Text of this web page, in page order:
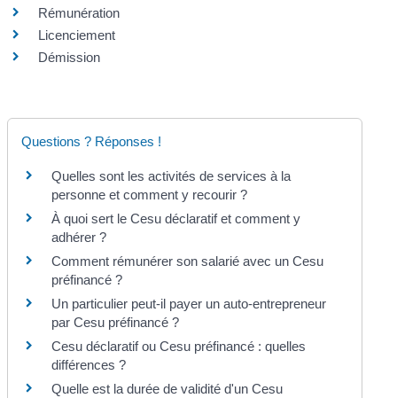
Rémunération
Licenciement
Démission
Questions ? Réponses !
Quelles sont les activités de services à la
personne et comment y recourir ?
À quoi sert le Cesu déclaratif et comment y
adhérer ?
Comment rémunérer son salarié avec un Cesu
préfinancé ?
Un particulier peut-il payer un auto-entrepreneur
par Cesu préfinancé ?
Cesu déclaratif ou Cesu préfinancé : quelles
différences ?
Quelle est la durée de validité d'un Cesu